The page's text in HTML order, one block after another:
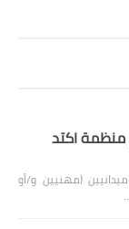
اكتد
(مهنيين و/أو